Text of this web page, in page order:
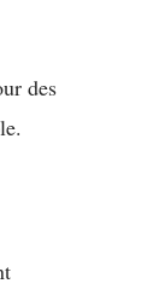
des